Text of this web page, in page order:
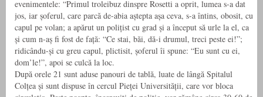
evenimentele: “Primul troleibuz dinspre Rosetti a oprit, lumea s-a dat
jos, iar șoferul, care parcă de-abia aștepta așa ceva, s-a întins, obosit, cu
capul pe volan; a apărut un polițist cu grad și a început să urle la el, ca
și cum n-aș fi fost de față: “Ce stai, băi, dă-i drumul, treci peste ei!”;
ridicându-și cu greu capul, plictisit, șoferul îi spune: “Eu sunt cu ei,
dom’le!”, apoi se culcă la loc.
După orele 21 sunt aduse panouri de tablă, luate de lângă Spitalul
Colțea și sunt dispuse în cercul Pieței Universității, care vor bloca